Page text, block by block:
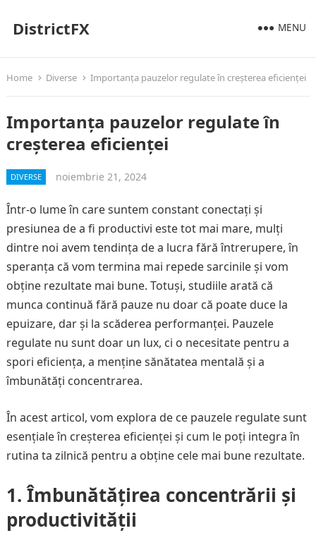
DistrictFX MENU
Home Diverse Importanța pauzelor regulate în creșterea eficienței
Importanța pauzelor regulate în
creșterea eficienței
DIVERSE noiembrie 21, 2024
Într-o lume în care suntem constant conectați și
presiunea de a fi productivi este tot mai mare, mulți
dintre noi avem tendința de a lucra fără întrerupere, în
speranța că vom termina mai repede sarcinile și vom
obține rezultate mai bune. Totuși, studiile arată că
munca continuă fără pauze nu doar că poate duce la
epuizare, dar și la scăderea performanței. Pauzele
regulate nu sunt doar un lux, ci o necesitate pentru a
spori eficiența, a menține sănătatea mentală și a
îmbunătăți concentrarea.
În acest articol, vom explora de ce pauzele regulate sunt
esențiale în creșterea eficienței și cum le poți integra în
rutina ta zilnică pentru a obține cele mai bune rezultate.
1. Îmbunătățirea concentrării și
productivității